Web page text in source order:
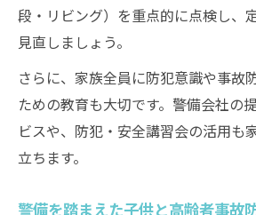
段・リビング）を重点的に点検し、
見直しましょう。
さらに、家族全員に防犯意識や事故
ための教育も大切です。警備会社の
ビスや、防犯・安全講習会の活用も
立ちます。
警備を踏まえた子供と高齢者事故